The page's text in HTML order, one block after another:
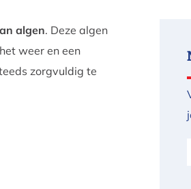
algen. Deze algen
weer en een
zorgvuldig te